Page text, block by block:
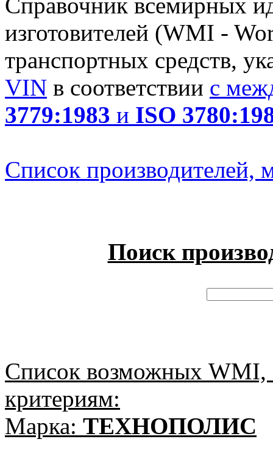
Справочник всемирных
изготовителей (WMI -
транспортных средств,
VIN в соответствии с
3779:1983 и ISO
Список производителей,
Поиск
Список возможных
критериям:
Марка: ТЕХНОПОЛИС